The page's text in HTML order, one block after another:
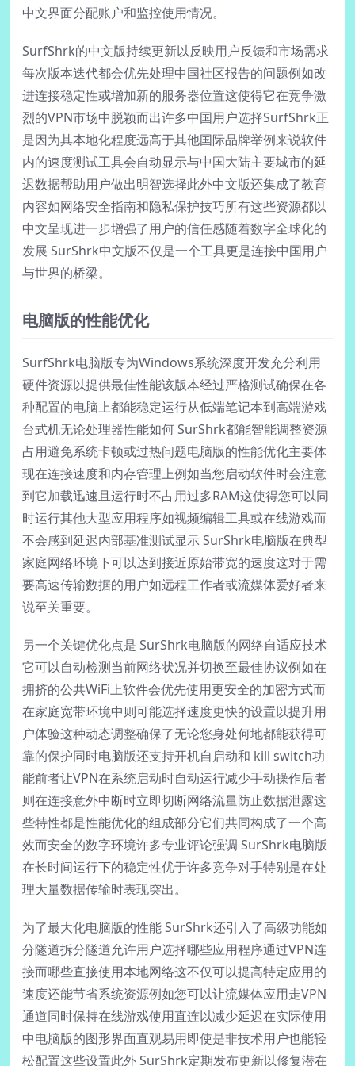
中文界面分配账户和监控使用情况。
SurfShrk的中文版持续更新以反映用户反馈和市场需求
每次版本迭代都会优先处理中国社区报告的问题例如改
进连接稳定性或增加新的服务器位置这使得它在竞争激
烈的VPN市场中脱颖而出许多中国用户选择SurfShrk正
是因为其本地化程度远高于其他国际品牌举例来说软件
内的速度测试工具会自动显示与中国大陆主要城市的延
迟数据帮助用户做出明智选择此外中文版还集成了教育
内容如网络安全指南和隐私保护技巧所有这些资源都以
中文呈现进一步增强了用户的信任感随着数字全球化的
发展 SurShrk中文版不仅是一个工具更是连接中国用户
与世界的桥梁。
电脑版的性能优化
SurfShrk电脑版专为Windows系统深度开发充分利用
硬件资源以提供最佳性能该版本经过严格测试确保在各
种配置的电脑上都能稳定运行从低端笔记本到高端游戏
台式机无论处理器性能如何 SurShrk都能智能调整资源
占用避免系统卡顿或过热问题电脑版的性能优化主要体
现在连接速度和内存管理上例如当您启动软件时会注意
到它加载迅速且运行时不占用过多RAM这使得您可以同
时运行其他大型应用程序如视频编辑工具或在线游戏而
不会感到延迟内部基准测试显示 SurShrk电脑版在典型
家庭网络环境下可以达到接近原始带宽的速度这对于需
要高速传输数据的用户如远程工作者或流媒体爱好者来
说至关重要。
另一个关键优化点是 SurShrk电脑版的网络自适应技术
它可以自动检测当前网络状况并切换至最佳协议例如在
拥挤的公共WiFi上软件会优先使用更安全的加密方式而
在家庭宽带环境中则可能选择速度更快的设置以提升用
户体验这种动态调整确保了无论您身处何地都能获得可
靠的保护同时电脑版还支持开机自启动和 kill switch功
能前者让VPN在系统启动时自动运行减少手动操作后者
则在连接意外中断时立即切断网络流量防止数据泄露这
些特性都是性能优化的组成部分它们共同构成了一个高
效而安全的数字环境许多专业评论强调 SurShrk电脑版
在长时间运行下的稳定性优于许多竞争对手特别是在处
理大量数据传输时表现突出。
为了最大化电脑版的性能 SurShrk还引入了高级功能如
分隧道拆分隧道允许用户选择哪些应用程序通过VPN连
接而哪些直接使用本地网络这不仅可以提高特定应用的
速度还能节省系统资源例如您可以让流媒体应用走VPN
通道同时保持在线游戏使用直连以减少延迟在实际使用
中电脑版的图形界面直观易用即使是非技术用户也能轻
松配置这些设置此外 SurShrk定期发布更新以修复潜在